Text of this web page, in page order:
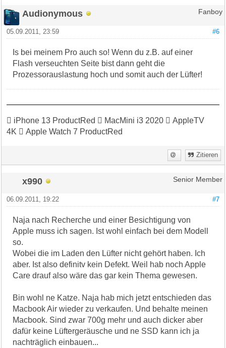
Audionymous Fanboy
#6
05.09.2011, 23:59
Is bei meinem Pro auch so! Wenn du z.B. auf einer
Flash verseuchten Seite bist dann geht die
Prozessorauslastung hoch und somit auch der Lüfter!
 iPhone 13 ProductRed  MacMini i3 2020  AppleTV
4K  Apple Watch 7 ProductRed
Zitieren
x990 Senior Member
#7
06.09.2011, 19:22
Naja nach Recherche und einer Besichtigung von
Apple muss ich sagen. Ist wohl einfach bei dem Modell
so.
Wobei die im Laden den Lüfter nicht gehört haben. Ich
aber. Ist also definitv kein Defekt. Weil hab noch Apple
Care drauf also wäre das gar kein Thema gewesen.
Bin wohl ne Katze. Naja hab mich jetzt entschieden das
Macbook Air wieder zu verkaufen. Und behalte meinen
Macbook. Sind zwar 700g mehr und auch dicker aber
dafür keine Lüftergeräusche und ne SSD kann ich ja
nachträglich einbauen...